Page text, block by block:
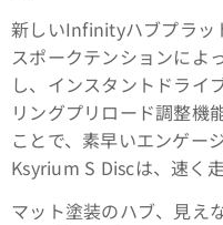
新しいInfinityハブプラッ
スポークテンションによ
し、インスタントドライ
リングプリロード調整機
ことで、素早いエンゲー
Ksyrium S Discは、速く
マット塗装のハブ、見え